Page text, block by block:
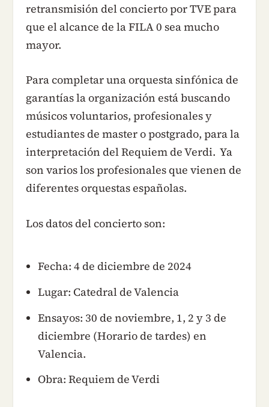
retransmisión del concierto por TVE para
que el alcance de la FILA 0 sea mucho
mayor.
Para completar una orquesta sinfónica de
garantías la organización está buscando
músicos voluntarios, profesionales y
estudiantes de master o postgrado, para la
interpretación del Requiem de Verdi. Ya
son varios los profesionales que vienen de
diferentes orquestas españolas.
Los datos del concierto son:
Fecha: 4 de diciembre de 2024
Lugar: Catedral de Valencia
Ensayos: 30 de noviembre, 1, 2 y 3 de
diciembre (Horario de tardes) en
Valencia.
Obra: Requiem de Verdi